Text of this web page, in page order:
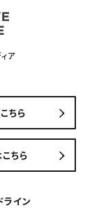
ア
ちら
ちら
ライン